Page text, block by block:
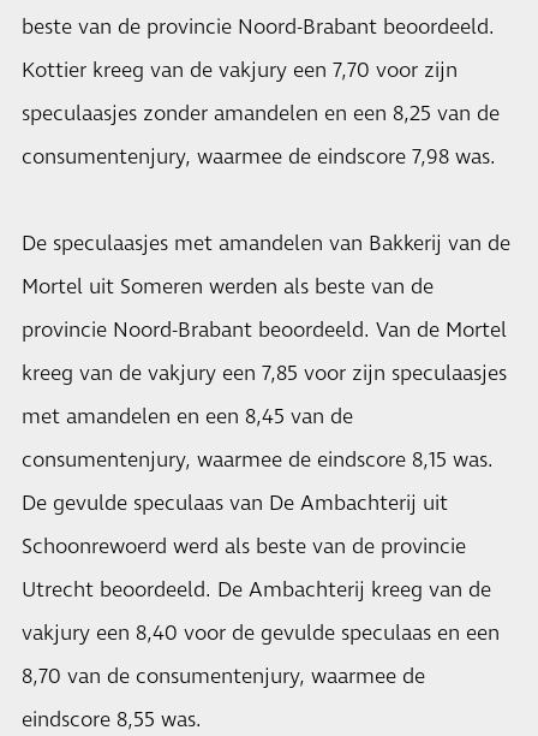
beste van de provincie Noord-Brabant beoordeeld.
Kottier kreeg van de vakjury een 7,70 voor zijn
speculaasjes zonder amandelen en een 8,25 van de
consumentenjury, waarmee de eindscore 7,98 was.
De speculaasjes met amandelen van Bakkerij van de
Mortel uit Someren werden als beste van de
provincie Noord-Brabant beoordeeld. Van de Mortel
kreeg van de vakjury een 7,85 voor zijn speculaasjes
met amandelen en een 8,45 van de
consumentenjury, waarmee de eindscore 8,15 was.
De gevulde speculaas van De Ambachterij uit
Schoonrewoerd werd als beste van de provincie
Utrecht beoordeeld. De Ambachterij kreeg van de
vakjury een 8,40 voor de gevulde speculaas en een
8,70 van de consumentenjury, waarmee de
eindscore 8,55 was.